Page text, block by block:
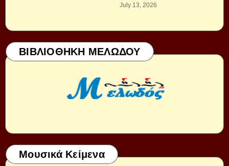
July 13, 2026
ΒΙΒΛΙΟΘΗΚΗ ΜΕΛΩΔΟΥ
Μουσικά Κείμενα